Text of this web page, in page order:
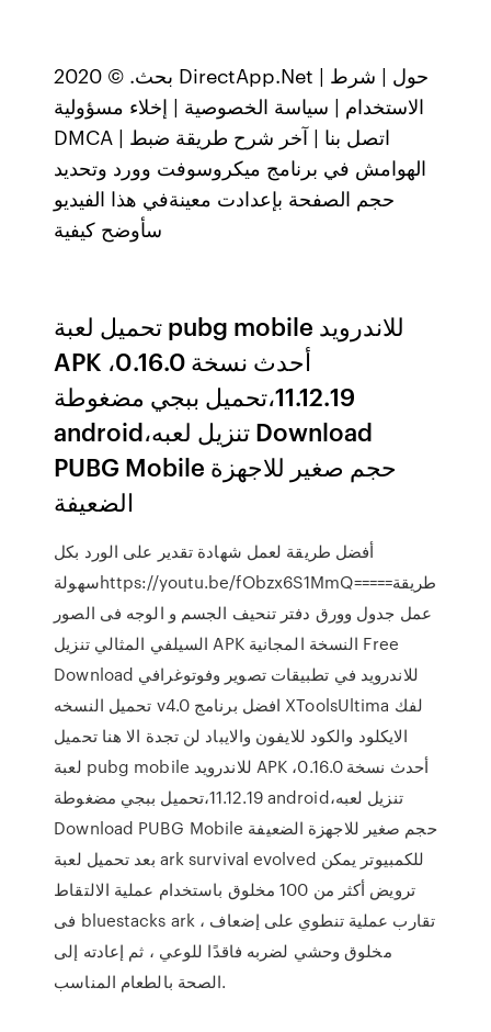
بحث. © 2020 DirectApp.Net | حول | شرط
الاستخدام | سياسة الخصوصية | إخلاء مسؤولية
DMCA | اتصل بنا | آخر شرح طريقة ضبط
الهوامش في برنامج ميكروسوفت وورد وتحديد
حجم الصفحة بإعدادت معينةفي هذا الفيديو
سأوضح كيفية
تحميل لعبة pubg mobile للاندرويد
APK ،أحدث نسخة 0.16.0
11.12.19،تحميل ببجي مضغوطة
android،تنزيل لعبه Download
PUBG Mobile حجم صغير للاجهزة
الضعيفة
أفضل طريقة لعمل شهادة تقدير على الورد بكل
سهولةhttps://youtu.be/fObzx6S1MmQ=====طريقة
عمل جدول وورق دفتر تنحيف الجسم و الوجه فى الصور
السيلفي المثالي تنزيل APK النسخة المجانية Free
Download للاندرويد في تطبيقات تصوير وفوتوغرافي
تحميل النسخه v4.0 افضل برنامج XToolsUltima لفك
الايكلود والكود للايفون والايباد لن تجدة الا هنا تحميل
لعبة pubg mobile للاندرويد APK ،أحدث نسخة 0.16.0
11.12.19،تحميل ببجي مضغوطة android،تنزيل لعبه
Download PUBG Mobile حجم صغير للاجهزة الضعيفة
بعد تحميل لعبة ark survival evolved للكمبيوتر يمكن
ترويض أكثر من 100 مخلوق باستخدام عملية الالتقاط
فى bluestacks ark ، تقارب عملية تنطوي على إضعاف
مخلوق وحشي لضربه فاقدًا للوعي ، ثم إعادته إلى
الصحة بالطعام المناسب.